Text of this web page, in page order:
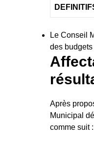
Le Conseil
des budgets
Après
Municipal
comme suit :